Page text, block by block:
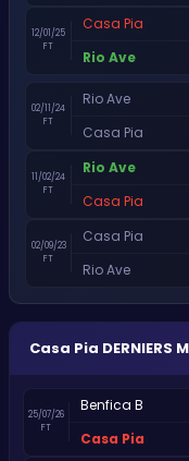
12/01/25
FT
Casa Pia
Rio Ave
02/11/24
FT
Rio Ave
Casa Pia
11/02/24
FT
Rio Ave
Casa Pia
02/09/23
FT
Casa Pia
Rio Ave
Casa Pia DERNIERS
25/07/26
FT
Benfica B
Casa Pia